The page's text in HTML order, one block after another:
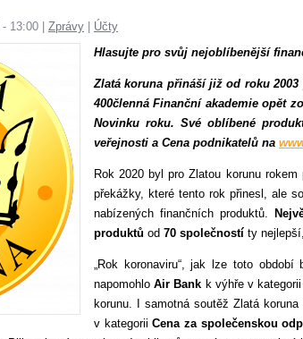
13:00 Zprávy
Účty
Hlasujte pro svůj nejoblíbenější
Zlatá koruna přináší již od roku
400členná Finanční akademie opět
Novinku roku. Své oblíbené
veřejnosti a Cena podnikatelů na
Rok 2020 byl pro Zlatou korunu
překážky, které tento rok přinesl, ale
nabízených finančních produktů.
produktů od 70 společností ty
„Rok koronaviru“, jak lze toto
napomohloAir Bank k výhře v kategorii
korunu. I samotná soutěž Zlatá
v kategoriiCena za společenskou